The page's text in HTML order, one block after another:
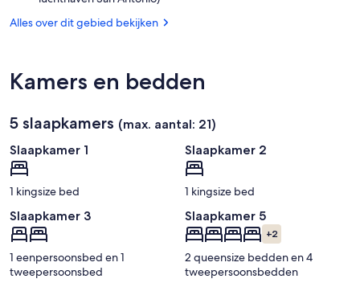
Texas
San
Alles over dit gebied bekijken
Kamers en bedden
5 slaapkamers (max. aantal: 21)
Slaapkamer 1
1 kingsize bed
Slaapkamer 2
1 kingsize bed
Slaapkamer 3
1 eenpersoonsbed en 1
tweepersoonsbed
Slaapkamer 5
+2
2 queensize bedden en 4
tweepersoonsbedden